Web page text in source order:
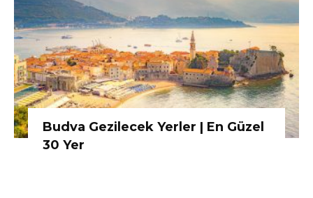
Budva Gezilecek Yerler | En Güzel
30 Yer